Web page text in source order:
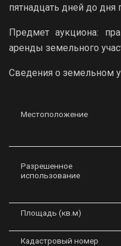
пятнадцать дней до дня
Предмет аукциона:
аренды земельного
Сведения о земельном
Местоположение
Разрешенное
использование
Площадь (кв.м)
Кадастровый номер